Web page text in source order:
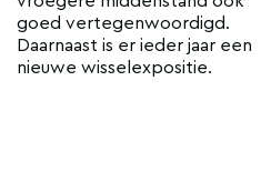
goed vertegenwoordigd.
Daarnaast is er ieder jaar een
nieuwe wisselexpositie.